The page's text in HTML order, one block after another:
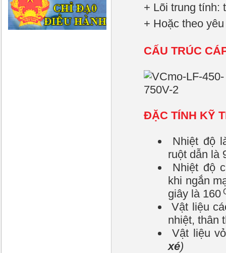
+ Lõi trung tính:
+ Hoặc theo
CẤU TRÚC
ĐẶC TÍNH KỸ
Nhiệt độ
ruột dẫn là
Nhiệt độ
khi ngắn
giây là 160
Vật liệu
nhiệt, thân
Vật liệu
xé)